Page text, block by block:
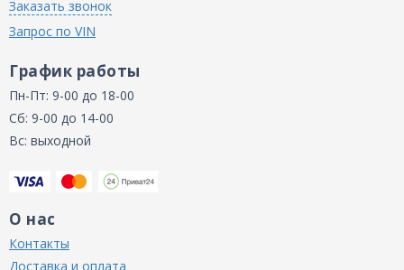
Заказать звонок
Запрос по VIN
График работы
Пн-Пт: 9-00 до 18-00
Сб: 9-00 до 14-00
Вс: выходной
О нас
Контакты
Доставка и оплата